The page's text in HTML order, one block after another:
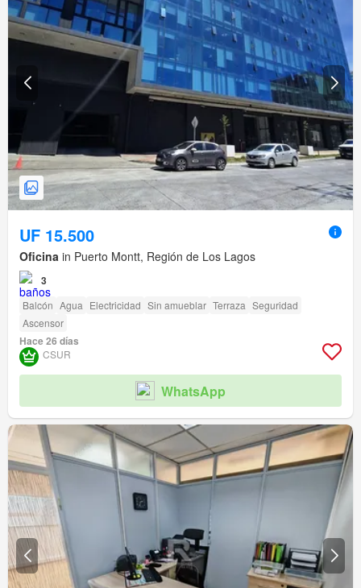
UF 15.500
Oficina in Puerto Montt, Región de Los Lagos
3
Balcón Agua Electricidad Sin amueblar Terraza Seguridad
Ascensor
Hace 26 días
CSUR
WhatsApp